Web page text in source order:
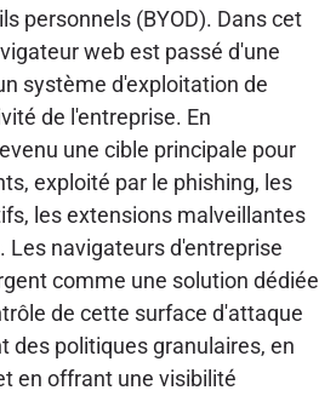
personnels (BYOD). Dans cet
web est passé d'une
système d'exploitation de
de l'entreprise. En
une cible principale pour
exploité par le phishing, les
les extensions malveillantes
Les navigateurs d'entreprise
comme une solution dédiée
de cette surface d'attaque
des politiques granulaires, en
en offrant une visibilité